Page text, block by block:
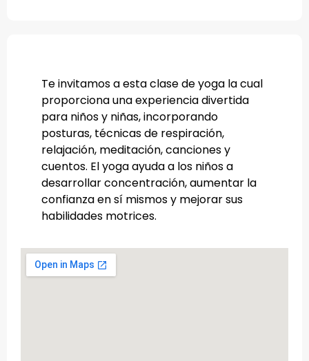
Te invitamos a esta clase de yoga la cual
proporciona una experiencia divertida
para niños y niñas, incorporando
posturas, técnicas de respiración,
relajación, meditación, canciones y
cuentos. El yoga ayuda a los niños a
desarrollar concentración, aumentar la
confianza en sí mismos y mejorar sus
habilidades motrices.